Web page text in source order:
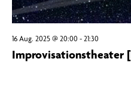
16 Aug. 2025 @ 20:00 - 21:30
Improvisationstheater